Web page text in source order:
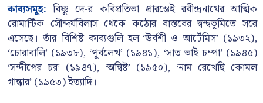
কাব্যসমূহ: বিষ্ণু দে-র কবিপ্রতিভা প্রারম্ভেই রবীন্দ্রনাথের আত্মিক
রোমান্টিক সৌন্দর্যবিলাস থেকে কঠোর বাস্তবের দ্বন্দ্বভূমিতে সরে
এসেছে। তাঁর বিশিষ্ট কাব্যগুলি হল-‘ঊর্বশী ও আর্টেমিস’ (১৯৩২),
‘চোরাবালি’ (১৯৩৮), ‘পূর্বলেখ’ (১৯৪১), ‘সাত ভাই চম্পা’ (১৯৪৫)
‘সন্দীপের চর’ (১৯৪৭), ‘অন্বিষ্ট’ (১৯৫০), ‘নাম রেখেছি কোমল
গান্ধার’ (১৯৫৩) ইত্যাদি।